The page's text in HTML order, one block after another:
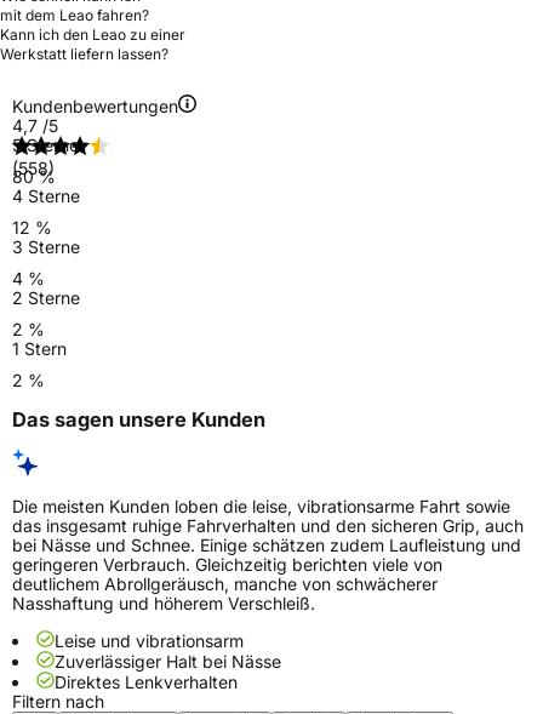
mit dem Leao fahren?
Kann ich den Leao zu einer
Werkstatt liefern lassen?
Kundenbewertungen
4,7 /5
(558)
5 Sterne
80 %
4 Sterne
12 %
3 Sterne
4 %
2 Sterne
2 %
1 Stern
2 %
Das sagen unsere Kunden
Die meisten Kunden loben die leise, vibrationsarme Fahrt sowie
das insgesamt ruhige Fahrverhalten und den sicheren Grip, auch
bei Nässe und Schnee. Einige schätzen zudem Laufleistung und
geringeren Verbrauch. Gleichzeitig berichten viele von
deutlichem Abrollgeräusch, manche von schwächerer
Nasshaftung und höherem Verschleiß.
Leise und vibrationsarm
Zuverlässiger Halt bei Nässe
Direktes Lenkverhalten
Filtern nach